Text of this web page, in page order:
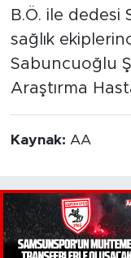
B.Ö. ile dedesi
sağlık
Sabuncuoğlu
Araştırma
Kaynak: AA